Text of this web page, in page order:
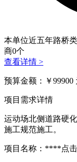
本单位近五年路桥
商0个
查看详情 >
预算金额：￥99900
项目需求详情
运动场北侧道路硬
施工规范施工。
项目名称：****点